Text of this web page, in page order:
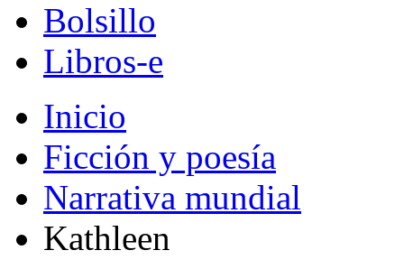
Bolsillo
Libros-e
Inicio
Ficción y poesía
Narrativa mundial
Kathleen